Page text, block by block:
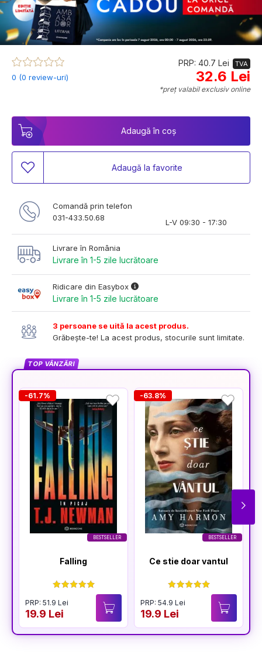
0 (0 review-uri)
PRP: 40.7 Lei TVA
32.6 Lei
*preț valabil exclusiv online
Adaugă în coș
Adaugă la favorite
Comandă prin telefon
031-433.50.68
L-V 09:30 - 17:30
Livrare în România
Livrare în 1-5 zile lucrătoare
Ridicare din Easybox
Livrare în 1-5 zile lucrătoare
3 persoane se uită la acest produs.
Grăbește-te! La acest produs, stocurile sunt limitate.
TOP VÂNZĂRI
BESTSELLER
-61.7%
Falling
PRP: 51.9 Lei
19.9 Lei
BESTSELLER
-63.8%
Ce stie doar vantul
PRP: 54.9 Lei
19.9 Lei